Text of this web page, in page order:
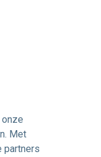
Met
partners